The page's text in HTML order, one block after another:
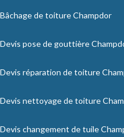
Bâchage de toiture Champdor
Devis pose de gouttière
Devis réparation de toiture
Devis nettoyage de toiture
Devis changement de tuile